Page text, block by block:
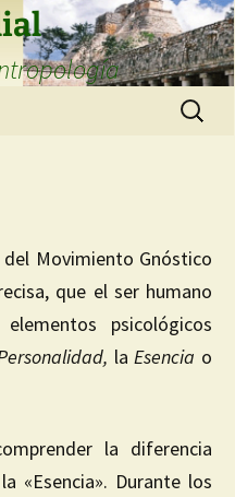
Buscar:
del Movimiento Gnóstico
que el ser humano
psicológicos
laEsencia o
la diferencia
«Esencia». Durante los